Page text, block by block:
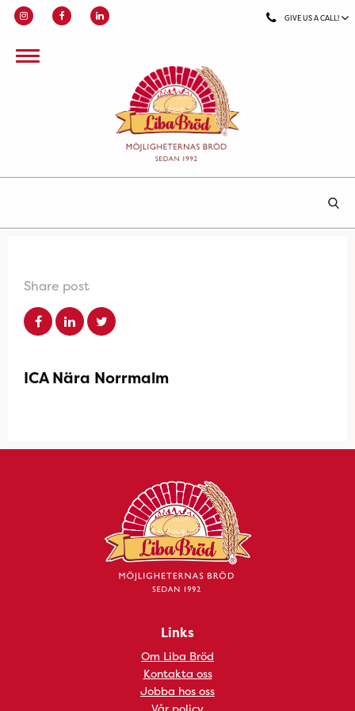
GIVE US A CALL!
Share post
ICA Nära Norrmalm
Links
Om Liba Bröd
Kontakta oss
Jobba hos oss